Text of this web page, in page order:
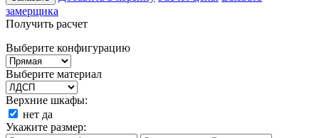
замерщика
Получить расчет
Выберите конфигурацию
Выберите материал
Верхние шкафы:
нет да
Укажите размер: